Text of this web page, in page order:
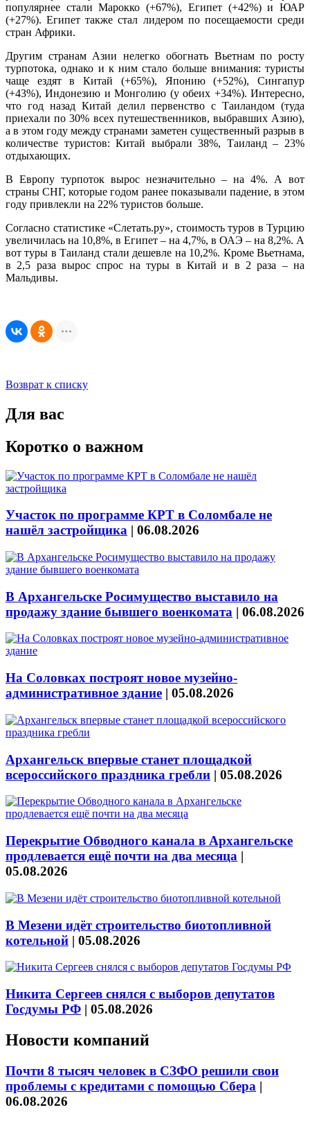
популярнее стали Марокко (+67%), Египет (+42%) и ЮАР
(+27%). Египет также стал лидером по посещаемости среди
стран Африки.
Другим странам Азии нелегко обогнать Вьетнам по росту
турпотока, однако и к ним стало больше внимания: туристы
чаще ездят в Китай (+65%), Японию (+52%), Сингапур
(+43%), Индонезию и Монголию (у обеих +34%). Интересно,
что год назад Китай делил первенство с Таиландом (туда
приехали по 30% всех путешественников, выбравших Азию),
а в этом году между странами заметен существенный разрыв в
количестве туристов: Китай выбрали 38%, Таиланд – 23%
отдыхающих.
В Европу турпоток вырос незначительно – на 4%. А вот
страны СНГ, которые годом ранее показывали падение, в этом
году привлекли на 22% туристов больше.
Согласно статистике «Слетать.ру», стоимость туров в Турцию
увеличилась на 10,8%, в Египет – на 4,7%, в ОАЭ – на 8,2%. А
вот туры в Таиланд стали дешевле на 10,2%. Кроме Вьетнама,
в 2,5 раза вырос спрос на туры в Китай и в 2 раза – на
Мальдивы.
Возврат к списку
Для вас
Коротко о важном
Участок по программе КРТ в Соломбале не
нашёл застройщика | 06.08.2026
В Архангельске Росимущество выставило на
продажу здание бывшего военкомата | 06.08.2026
На Соловках построят новое музейно-
административное здание | 05.08.2026
Архангельск впервые станет площадкой
всероссийского праздника гребли | 05.08.2026
Перекрытие Обводного канала в Архангельске
продлевается ещё почти на два месяца |
05.08.2026
В Мезени идёт строительство биотопливной
котельной | 05.08.2026
Никита Сергеев снялся с выборов депутатов
Госдумы РФ | 05.08.2026
Новости компаний
Почти 8 тысяч человек в СЗФО решили свои
проблемы с кредитами с помощью Сбера |
06.08.2026